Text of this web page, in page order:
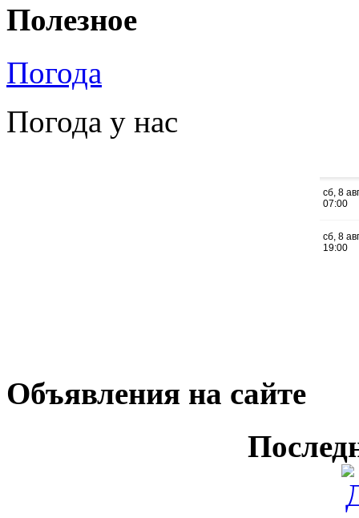
Полезное
Погода
Погода у нас
Объявления на сайте